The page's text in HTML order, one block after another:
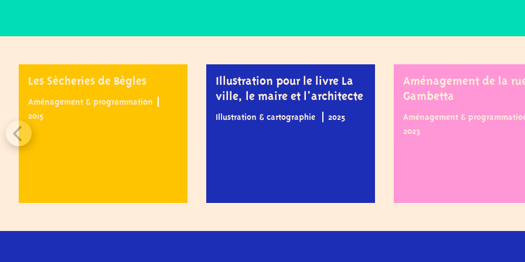
Les Sècheries de Bègles
Aménagement & programmation
2015
Illustration pour le livre La
ville, le maire et l'architecte
Illustration & cartographie 2025
Aménagement de la
Gambetta
Aménagement &
2023